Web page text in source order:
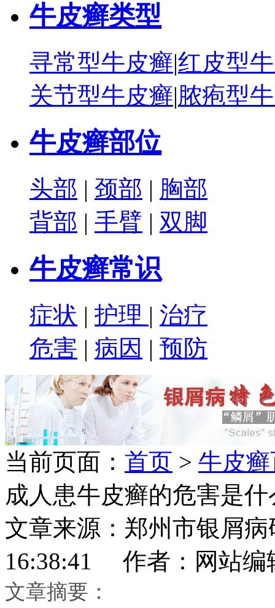
牛皮癣类型
寻常型牛皮癣|红皮型
关节型牛皮癣|脓疱型
牛皮癣部位
头部 | 颈部 | 胸部
背部 | 手臂 | 双脚
牛皮癣常识
症状 | 护理 | 治疗
危害 | 病因 | 预防
当前页面： 首页 > 牛皮
成人患牛皮癣的危害是什
文章来源：郑州市银屑
16:38:41 作者：网站编
文章摘要：